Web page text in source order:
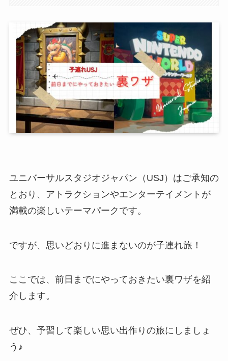
ユニバーサルスタジオジャパン（USJ）はご承知の
とおり、アトラクションやエンターテイメントが
満載の楽しいテーマパークです。
ですが、思いどおりに進まないのが子連れ旅！
ここでは、前日までにやっておきたい裏ワザを紹
介します。
ぜひ、予習して楽しい思い出作りの旅にしましょ
う♪